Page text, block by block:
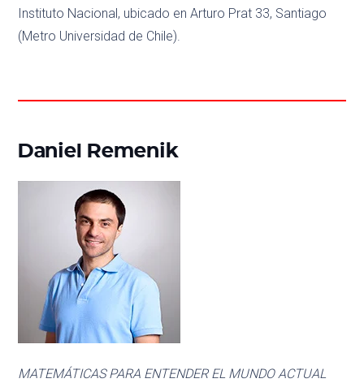
Instituto Nacional, ubicado en Arturo Prat 33, Santiago
(Metro Universidad de Chile).
Daniel Remenik
MATEMÁTICAS PARA ENTENDER EL MUNDO ACTUAL